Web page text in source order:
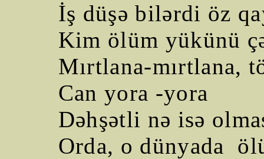
İş düşə bilərdi öz
Kim ölüm yükünü
Mırtlana-mırtlana,
Can yora -yora
Dəhşətli nə isə
Orda, o dünyada